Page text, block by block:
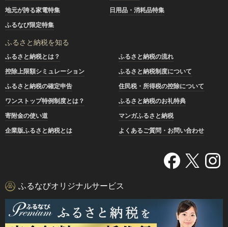
地元が誇る家電特集
日用品・消耗品特集
ふるなび限定特集
ふるさと納税を知る
ふるさと納税とは？
ふるさと納税の流れ
控除上限額シミュレーション
ふるさと納税制度について
ふるさと納税の確定申告
住民税・所得税の控除について
ワンストップ特例制度とは？
ふるさと納税のお礼特典
寄附金の使い道
マンガふるさと納税
企業版ふるさと納税とは
よくあるご質問・お問い合わせ
ふるなびオリジナルサービス